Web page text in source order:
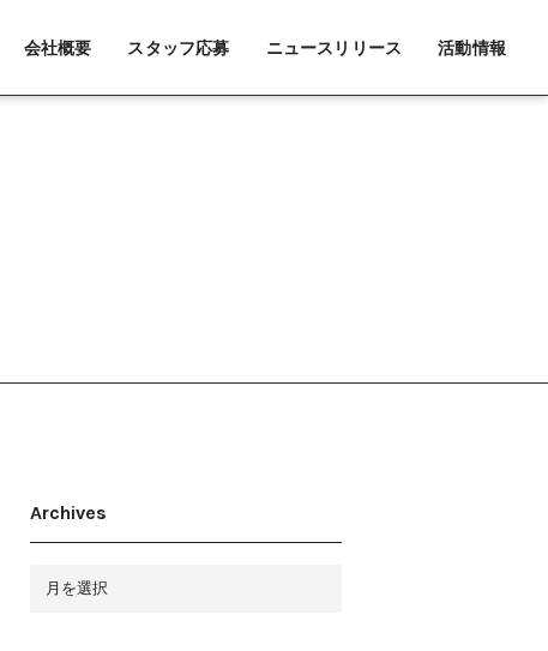
会社概要 スタッフ応募 ニュースリリース 活動情報
Archives